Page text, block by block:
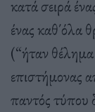
κατά σειρά
ένας καθ΄όλα
(“ήταν
επιστήμονας
παντός τύπου